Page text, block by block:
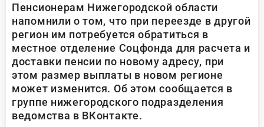
Пенсионерам Нижегородской области
напомнили о том, что при переезде в другой
регион им потребуется обратиться в
местное отделение Соцфонда для расчета и
доставки пенсии по новому адресу, при
этом размер выплаты в новом регионе
может изменится. Об этом сообщается в
группе нижегородского подразделения
ведомства в ВКонтакте.